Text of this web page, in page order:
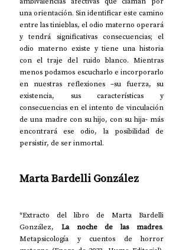
una orientación. Sin identificar este camino
entre las tinieblas, el odio materno operará
y tendrá significativas consecuencias; el
odio materno existe y tiene una historia
con el traje del ruido blanco. Mientras
menos podamos escucharlo e incorporarlo
en nuestras reflexiones –su fuerza, su
existencia, sus características y
consecuencias en el intento de vinculación
de una madre con su hijo, con su hija- más
encontrará ese odio, la posibilidad de
persistir, de ser inmortal.
Marta Bardelli González
*Extracto del libro de Marta Bardelli
González, La noche de las madres.
Metapsicología y cuentos de horror